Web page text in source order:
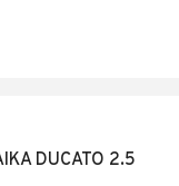
DUCATO 2.5